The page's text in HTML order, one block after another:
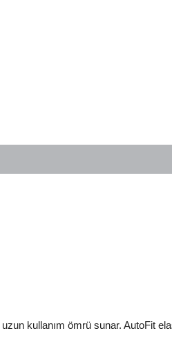
kullanım ömrü sunar. AutoFit